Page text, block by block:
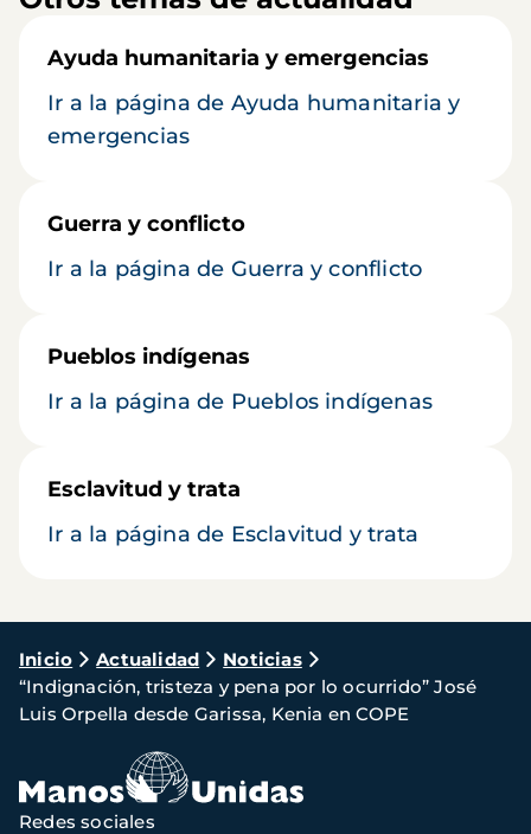
Ayuda humanitaria y emergencias
Ir a la página de Ayuda humanitaria y
emergencias
Guerra y conflicto
Ir a la página de Guerra y conflicto
Pueblos indígenas
Ir a la página de Pueblos indígenas
Esclavitud y trata
Ir a la página de Esclavitud y trata
Ruta
de
navegación
Inicio Actualidad
Noticias
“Indignación, tristeza y pena por lo ocurrido” José
Luis Orpella desde Garissa, Kenia en COPE
Redes sociales